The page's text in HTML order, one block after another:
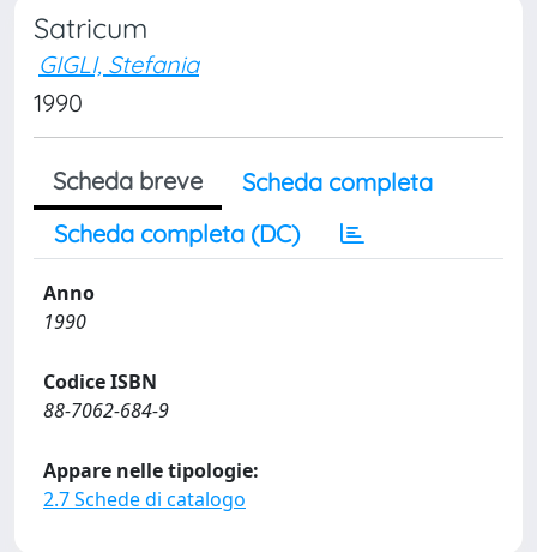
Satricum
GIGLI, Stefania
1990
Scheda breve
Scheda completa
Scheda completa (DC)
Anno
1990
Codice ISBN
88-7062-684-9
Appare nelle tipologie:
2.7 Schede di catalogo